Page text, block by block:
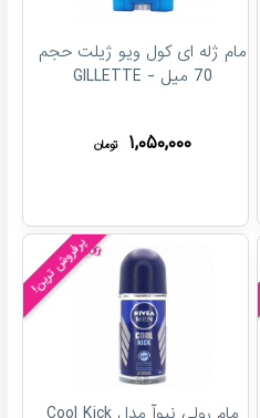
مام ژله ای کول ویو ژیلت حجم
70 میل - GILLETTE
۱,۰۵۰,۰۰۰ تومان
پرفروش ترین!